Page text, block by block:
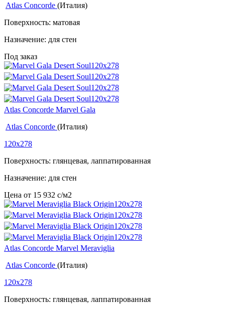
Atlas Concorde (Италия)
Поверхность: матовая
Назначение: для стен
Под заказ
Atlas Concorde Marvel Gala
Atlas Concorde (Италия)
120x278
Поверхность: глянцевая, лаппатированная
Назначение: для стен
Цена от 15 932 c/м2
Atlas Concorde Marvel Meraviglia
Atlas Concorde (Италия)
120x278
Поверхность: глянцевая, лаппатированная